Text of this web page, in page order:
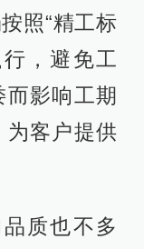
照“精工标
，避免工
影响工期
为客户提供
质也不多